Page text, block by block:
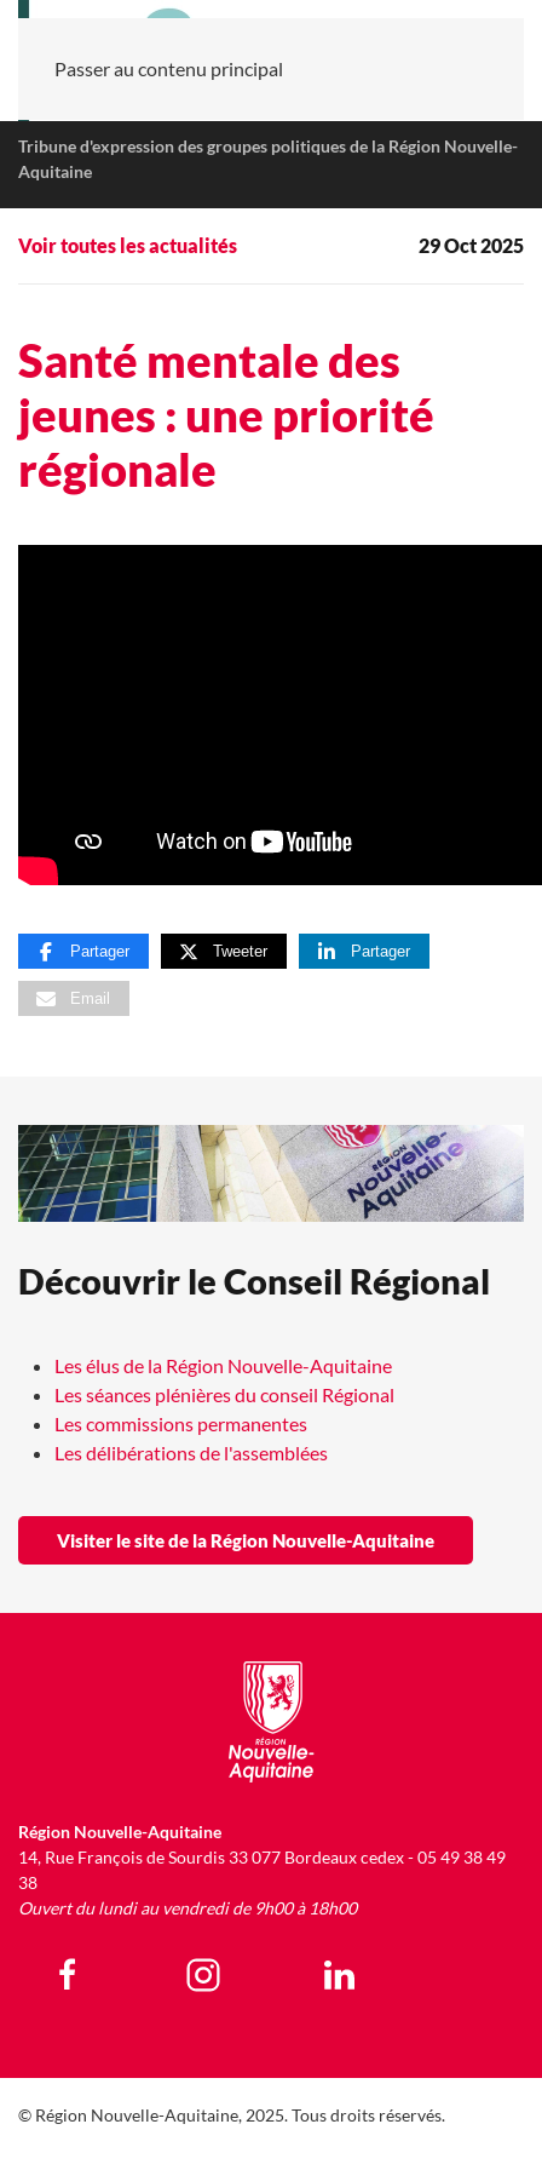
Passer au contenu principal
Tribune d'expression des groupes politiques de la Région Nouvelle-
Aquitaine
Voir toutes les actualités 29 Oct 2025
Santé mentale des
jeunes : une priorité
régionale
Partager Tweeter Partager
Email
Découvrir le Conseil Régional
Les élus de la Région Nouvelle-Aquitaine
Les séances plénières du conseil Régional
Les commissions permanentes
Les délibérations de l'assemblées
Visiter le site de la Région Nouvelle-Aquitaine
Région Nouvelle-Aquitaine
14, Rue François de Sourdis 33 077 Bordeaux cedex - 05 49 38 49
38
Ouvert du lundi au vendredi de 9h00 à 18h00
© Région Nouvelle-Aquitaine, 2025. Tous droits réservés.